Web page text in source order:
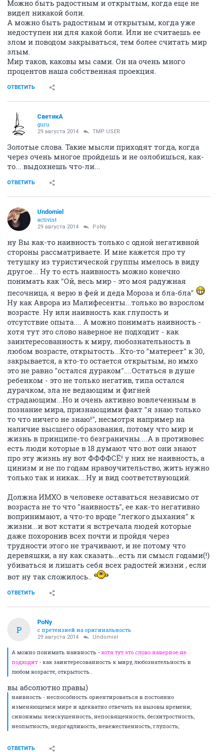
Можно быть радостным и открытым, когда еще не
видел никакой боли.
А можно быть радостным и открытым, когда уже
недоступен ни для какой боли. Или не считаешь ее
злом и поводом закрываться, тем более считать мир
злым.
Мир таков, каковы мы сами. Он на очень много
процентов наша собственная проекция.
ОТВЕТИТЬ
СветикА
guru
29 августа 2014 TMP USER
Золотые слова. Такие мысли приходят тогда, когда
через очень многое пройдешь и не озлобишься, как-
то... выдохнешь что-ли...
ОТВЕТИТЬ
Undomiel
activist
29 августа 2014 PoNy
ну Вы как-то наивность только с одной негативной
стороны рассматриваете. И мне кажется про ту
тетушку из туристической группы имелось в виду
другое... Ну то есть наивность можно конечно
понимать как "Ой, весь мир - это моя радужная
песочница, я верю в фей и деда Мороза и бла-бла"
Ну как Аврора из Малифесенты...только во взрослом
возрасте. Ну или наивность как глупость и
отсутствие опыта.... А можно понимать наивность -
хотя тут это слово наверное не подходит - как
заинтересованность к миру, любознательность в
любом возрасте, открытость...Кто-то "матереет" к 30,
закрывается, а кто-то остается открытым, но имхо
это не равно "остался дураком"....Остаться в душе
ребенком - это не только негатив, типа остался
дурачком, зла не ведающим и фигней
страдающим...Но и очень активно вовлеченным в
познание мира, признающими факт "я знаю только
то что ничего не знаю!", несмотря например на
наличие высшего образования, потому что мир и
жизнь в принципе-то безграничны....А в противовес
есть люди которые в 18 думают что вот они знают
про эту жизнь ну вот ФФФФСЁ! у них не наивность, а
цинизм и не по годам нравоучительство, жить нужно
только так и никак....Ну и вид соответствующий.
Должна ИМХО в человеке оставаться независмо от
возраста не то что "наивность", ее как-то негативно
вопринимают, а что-то вроде "легкого дыхания" к
жизни...и вот кстати я встречала людей которые
даже похоронив всех почти и пройдя через
трудности этого не трачивают, и не потому что
деревяшки, а ну как сказать...есть ли смысл годами(!)
убиваться и лишать себя всех радостей жизни , если
вот ну так сложилось..
ОТВЕТИТЬ
P
PoNy
с претензией на оригинальность
29 августа 2014 Undomiel
А можно понимать наивность - хотя тут это слово наверное не
подходит - как заинтересованность к миру, любознательность в
любом возрасте, открытость..
вы абсолютно правы)
наивность - неспособность ориентироваться в постоянно
изменяющемся мире и адекватно отвечать на вызовы времени;
синонимы: неискушенность, непосвященность, бесхитростность,
неопытность, недогадливость, невежественность, глупость;
ОТВЕТИТЬ